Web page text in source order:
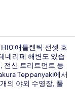
애틀랜틱 선셋 호
네리페 해변도 있습
전신 트리트먼트 등
Teppanyaki에서
의 야외 수영장, 풀